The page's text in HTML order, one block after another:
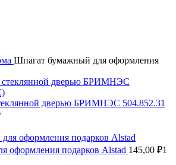
Шпагат бумажный для оформления
дверью БРИМНЭС 504.852.31
оформления подарков Alstad 145,00 ₽1